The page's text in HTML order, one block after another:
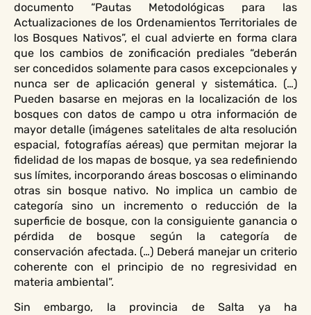
documento “Pautas Metodológicas para las
Actualizaciones de los Ordenamientos Territoriales de
los Bosques Nativos”, el cual advierte en forma clara
que los cambios de zonificación prediales “deberán
ser concedidos solamente para casos excepcionales y
nunca ser de aplicación general y sistemática. (…)
Pueden basarse en mejoras en la localización de los
bosques con datos de campo u otra información de
mayor detalle (imágenes satelitales de alta resolución
espacial, fotografías aéreas) que permitan mejorar la
fidelidad de los mapas de bosque, ya sea redefiniendo
sus límites, incorporando áreas boscosas o eliminando
otras sin bosque nativo. No implica un cambio de
categoría sino un incremento o reducción de la
superficie de bosque, con la consiguiente ganancia o
pérdida de bosque según la categoría de
conservación afectada. (…) Deberá manejar un criterio
coherente con el principio de no regresividad en
materia ambiental”.
Sin embargo, la provincia de Salta ya ha